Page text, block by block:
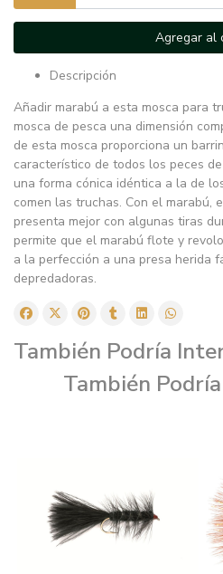
Agregar al
Descripción
Añadir marabú a esta mosca para
mosca de pesca una dimensión
de esta mosca proporciona un
característico de todos los peces
una forma cónica idéntica a la de
comen las truchas. Con el marabú,
presenta mejor con algunas tiras
permite que el marabú flote y
a la perfección a una presa herida
depredadoras.
También Podría
También